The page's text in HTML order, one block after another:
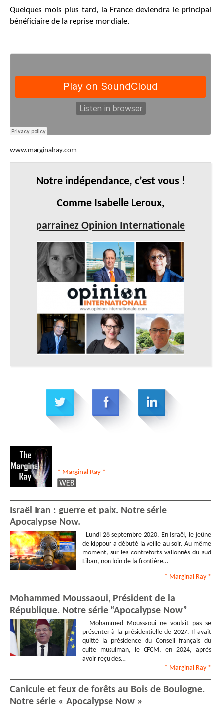
Quelques mois plus tard, la France deviendra le principal
bénéficiaire de la reprise mondiale.
www.marginalray.com
Notre indépendance, c’est vous !
Comme Isabelle Leroux,
parrainez Opinion Internationale
* Marginal Ray *
Israël Iran : guerre et paix. Notre série
Apocalypse Now.
Lundi 28 septembre 2020. En Israël, le jeûne
de kippour a débuté la veille au soir. Au même
moment, sur les contreforts vallonnés du sud
Liban, non loin de la frontière…
* Marginal Ray *
Mohammed Moussaoui, Président de la
République. Notre série “Apocalypse Now”
Mohammed Moussaoui ne voulait pas se
présenter à la présidentielle de 2027. Il avait
quitté la présidence du Conseil français du
culte musulman, le CFCM, en 2024, après
avoir reçu des…
* Marginal Ray *
Canicule et feux de forêts au Bois de Boulogne.
Notre série « Apocalypse Now »